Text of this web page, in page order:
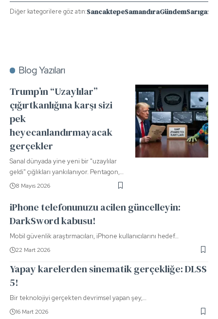
Diğer kategorilere göz atın:SancaktepeSamandıraGündemSarıgazi
Blog Yazıları
Trump’ın “Uzaylılar”
çığırtkanlığına karşı sizi
pek
heyecanlandırmayacak
gerçekler
Sanal dünyada yine yeni bir "uzaylılar
geldi" çığlıkları yankılanıyor. Pentagon,…
8 Mayıs 2026
iPhone telefonunuzu acilen güncelleyin:
DarkSword kabusu!
Mobil güvenlik araştırmacıları, iPhone kullanıcılarını hedef…
22 Mart 2026
Yapay karelerden sinematik gerçekliğe: DLSS
5!
Bir teknolojiyi gerçekten devrimsel yapan şey,…
16 Mart 2026